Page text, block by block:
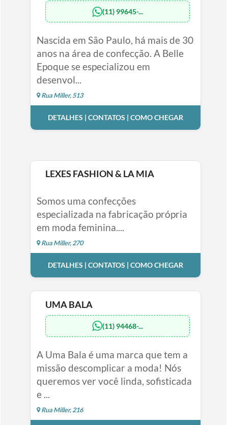
(11) 99645-...
Nascida em São Paulo, há mais de 30
anos na área de confecção. A Belle
Epoque se especializou em
desenvol...
Rua Miller, 513
DETALHES | CONTATOS | COMO CHEGAR
LEXES FASHION & LA MIA
Somos uma confecções
especializada na fabricação própria
em moda feminina....
Rua Miller, 270
DETALHES | CONTATOS | COMO CHEGAR
UMA BALA
(11) 94468-...
A Uma Bala é uma marca que tem a
missão descomplicar a moda! Nós
queremos ver você linda, sofisticada
e ...
Rua Miller, 216